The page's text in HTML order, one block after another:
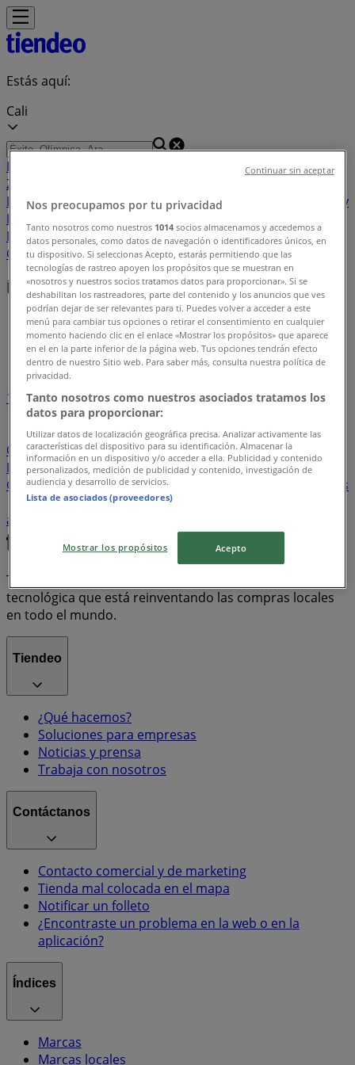
Estás aquí:
Cali
Destacados
Zapatos
ElectrónicaFarmacias, Droguerías y Ópticas
Perfumerías y
Belleza
Motos y RepuestosFerreterías y ConstrucciónLibros y
CineViajesBancos y Seguros
Índice de ofertas en Cali
Tiendeo en Cali»
Índice de ofertas
1
Supermercados
arroz
Farmacias, Droguerías y
Ópticas
Ropa y Zapatos
Hogar y Muebles
Informática y Electrónica
Almacenes
Ferreterías y
Construcción
celulares televisores
Bancos y Seguros
nevera
Perfumerías y Belleza
acondicionado
Tiendeo forma parte de Shopfully, la empresa
tecnológica que está reinventando las compras locales
en todo el mundo.
Tiendeo
¿Qué hacemos?
Soluciones para empresas
Noticias y prensa
Trabaja con nosotros
Contáctanos
Contacto comercial y de marketing
Tienda mal colocada en el mapa
Notificar un folleto
¿Encontraste un problema en la web o en la
aplicación?
Índices
Marcas
Marcas locales
Nos preocupamos por tu privacidad
Tanto nosotros como nuestros 1014 socios almacenamos y accedemos a
datos personales, como datos de navegación o identificadores únicos, en
tu dispositivo. Si seleccionas Acepto, estarás permitiendo que las
tecnologías de rastreo apoyen los propósitos que se muestran en
«nosotros y nuestros socios tratamos datos para proporcionar». Si se
deshabilitan los rastreadores, parte del contenido y los anuncios que ves
podrían dejar de ser relevantes para ti. Puedes volver a acceder a este
menú para cambiar tus opciones o retirar el consentimiento en cualquier
momento haciendo clic en el enlace «Mostrar los propósitos» que aparece
en el en la parte inferior de la página web. Tus opciones tendrán efecto
dentro de nuestro Sitio web. Para saber más, consulta nuestra política de
privacidad.
Tanto nosotros como nuestros asociados tratamos los
datos para proporcionar:
Utilizar datos de localización geográfica precisa. Analizar activamente las
características del dispositivo para su identificación. Almacenar la
información en un dispositivo y/o acceder a ella. Publicidad y contenido
personalizados, medición de publicidad y contenido, investigación de
audiencia y desarrollo de servicios.
Lista de asociados (proveedores)
Mostrar los propósitos Acepto
Continuar sin aceptar